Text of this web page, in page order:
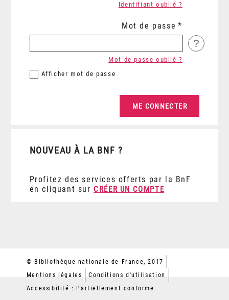
Identifiant oublié ?
Mot de passe
?
Afficher mot de passe
Mot de passe oublié ?
NOUVEAU À LA BNF ?
Profitez des services offerts par la BnF
en cliquant sur CRÉER UN COMPTE
© Bibliothèque nationale de France, 2017
Mentions légales
Conditions d'utilisation
Accessibilité : Partiellement conforme